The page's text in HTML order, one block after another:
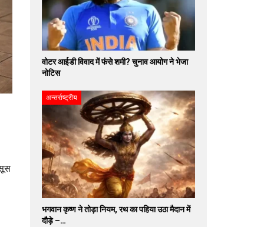
वोटर आईडी विवाद में फंसे शमी? चुनाव आयोग ने भेजा
नोटिस
अन्तर्राष्ट्रीय
भगवान कृष्ण ने तोड़ा नियम, रथ का पहिया उठा मैदान में
दौड़े –…